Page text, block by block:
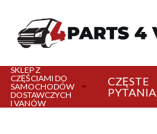
SKLEP Z
CZĘŚCIAMI DO
SAMOCHODÓW
DOSTAWCZYCH
I VANÓW
CZĘSTE
PYTANIA